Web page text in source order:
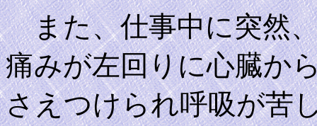
また、仕事中に突然
痛みが左回りに心臓か
さえつけられ呼吸が苦